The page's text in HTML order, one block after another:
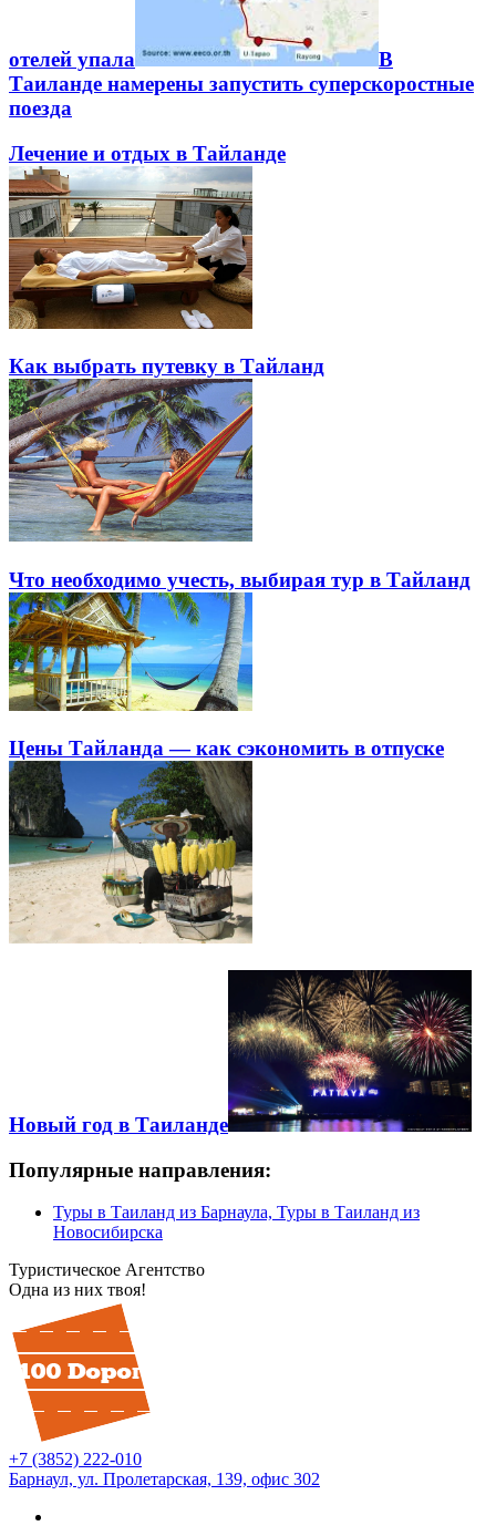
отелей упала
В
Таиланде намерены запустить суперскоростные
поезда
Лечение и отдых в Тайланде
Как выбрать путевку в Тайланд
Что необходимо учесть, выбирая тур в Тайланд
Цены Тайланда — как сэкономить в отпуске
Новый год в Таиланде
Популярные направления:
Туры в Таиланд из Барнаула, Туры в Таиланд из
Новосибирска
Туристическое Агентство
Одна из них твоя!
+7 (3852) 222-010
Барнаул, ул. Пролетарская, 139, офис 302